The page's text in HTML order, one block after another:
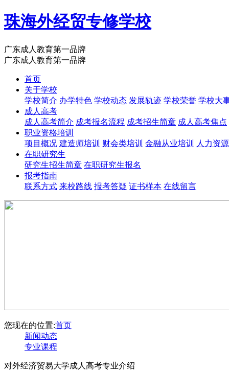
珠海外经贸专修学校
广东成人教育第一品牌
广东成人教育第一品牌
首页
关于学校
学校简介 办学特色 学校动态 发展轨迹 学校荣誉 学校大
成人高考
成人高考简介 成考报名流程 成考招生简章 成人高考焦点
职业资格培训
项目概况 建造师培训 财会类培训 金融从业培训
人力资
在职研究生
研究生招生简章 在职研究生报名
报考指南
联系方式 来校路线 报考答疑 证书样本 在线留言
您现在的位置:首页
新闻动态
专业课程
对外经济贸易大学成人高考专业介绍